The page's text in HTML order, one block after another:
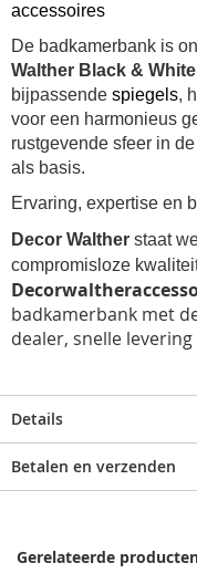
accessoires
De badkamerbank is
Walther Black &
bijpassende spiegels,
voor een harmonieus
rustgevende sfeer in
als basis.
Ervaring, expertise en
Decor Walther staat
compromisloze
badkamerbank met
dealer, snelle
Details
Betalen en verzenden
Gerelateerde